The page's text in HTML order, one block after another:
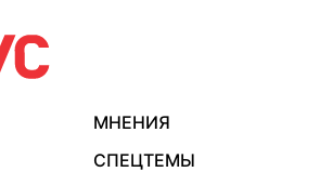
МНЕНИЯ
СПЕЦТЕМЫ